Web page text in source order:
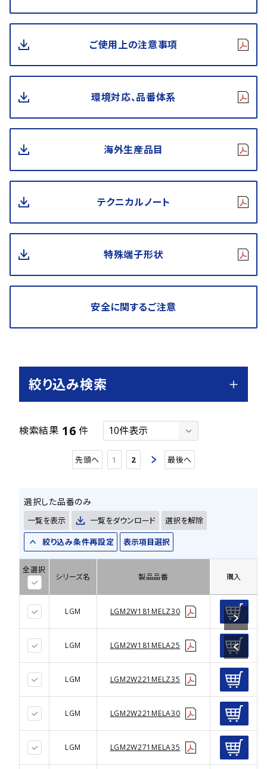
ご使用上の注意事項
環境対応、品番体系
海外生産品目
テクニカルノート
特殊端子形状
安全に関するご注意
絞り込み検索
検索結果 16 件
先頭へ 1 2 最後へ
選択した品番のみ
一覧を表示 一覧をダウンロード
選択を解除
絞り込み条件再設定
表示項目選択
全選択
シリーズ名 製品品番 購入
LGM LGM2W181MELZ30
LGM LGM2W181MELA25
LGM LGM2W221MELZ35
LGM LGM2W221MELA30
LGM LGM2W271MELA35